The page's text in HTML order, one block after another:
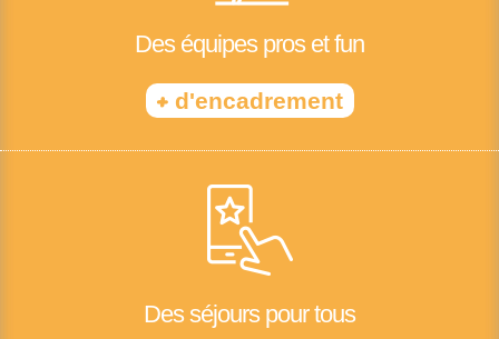
Des équipes pros et fun
+d'encadrement
Des séjours pour tous